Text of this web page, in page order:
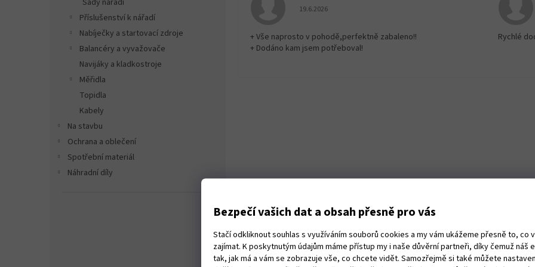
Bezpečí vašich dat a obsah přesně pro vás
Stačí odkliknout souhlas s využíváním souborů cookies a my vám ukážeme přesně to, co
zajímat. K poskytnutým údajům máme přístup my i naše důvěrní partneři, díky čemuž náš
tak, jak má a vám se zobrazuje vše, co chcete vidět. Samozřejmě si také můžete
Sady nářadí
Příslušenství k nářadí
Nabíječky a startovací zdroje
Balancéry a vyvažovače
Navijáky a kladkostroje
Měřidla
Topidla
Kabely
Na stavbu
Ochrana a oblečení
Spotřební materiál
Náhradní díly
Hodnocení obchodu je 5 z 5 hvězdiček.
19.6.2026
+ Vše naprosto v pohodě,perfektně zabaleno!!
+ Dodáno kam jsem potřeboval!
Rychlé